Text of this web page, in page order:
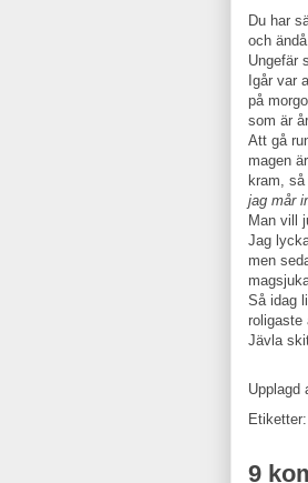
Du har
och
Ungefär
Igår var
på
som är
Att gå
magen
kram,
jag mår
Man vill
Jag
men
Så idag
roligaste
Jävla
Upplagd
Etiketter:
9